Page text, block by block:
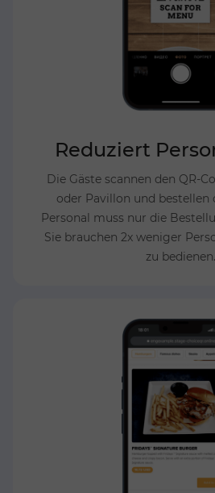
Reduziert
Die Gäste scannen den QR-
oder Pavillon und bestellen
Personal muss nur die
Sie brauchen 2x weniger
zu bedienen.